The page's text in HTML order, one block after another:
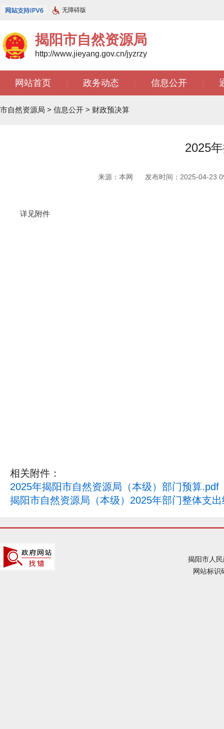
无障碍版
揭阳市自然资源局
http://www.jieyang.gov.cn/jyzrzy
网站首页 政务动态 信息公开
市自然资源局 > 信息公开 > 财政预决算
2025
来源：本网 发布时间：2025-04-23
详见附件
相关附件：
2025年揭阳市自然资源局（本级）部门预算.pdf
揭阳市自然资源局（本级）2025年部门整体支
揭阳市人
网站标